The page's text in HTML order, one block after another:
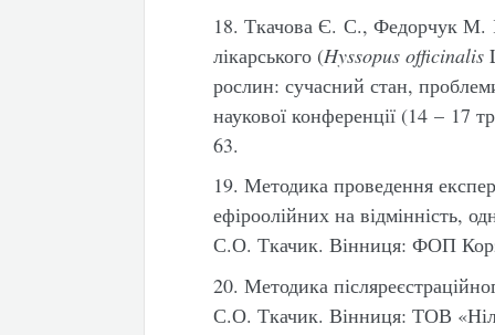
18. Ткачова Є. С., Федорчук М.
лікарського (Hyssopus officinalis
рослин: сучасний стан,
наукової конференції (14 – 17
63.
19. Методика проведення
ефіроолійних на відмінність,
С.О. Ткачик. Вінниця: ФОП
20. Методика
С.О. Ткачик. Вінниця: ТОВ